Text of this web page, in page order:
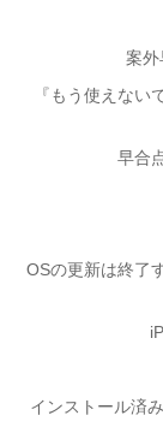
案外
『もう使えない
早合
OSの更新は終了
インストール済